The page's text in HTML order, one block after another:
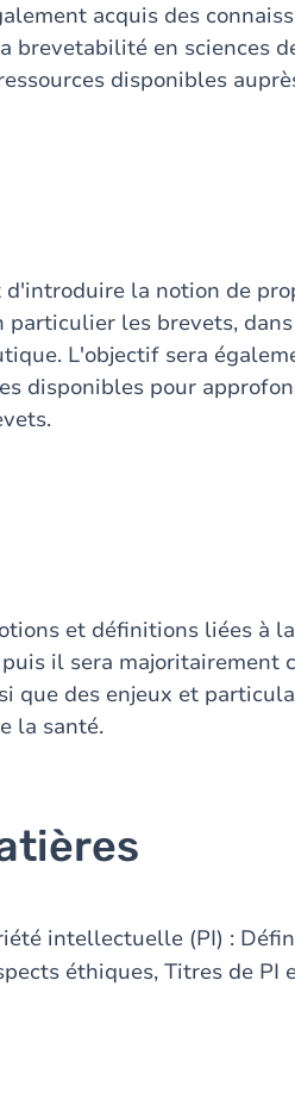
acquis des
brevetabilité en sciences
disponibles
d'introduire la notion de
les brevets,
L'objectif sera
disponibles pour
et définitions liées à
il sera majoritairement
que des enjeux et
la santé.
intellectuelle (PI) :
éthiques, Titres de PI